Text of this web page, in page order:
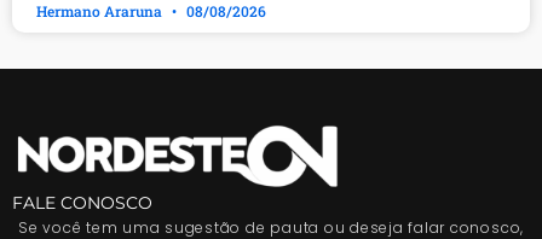
Hermano Araruna 08/08/2026
FALE CONOSCO
Se você tem uma sugestão de pauta ou deseja falar conosco,